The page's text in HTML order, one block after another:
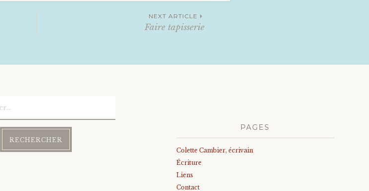
NEXT ARTICLE
Faire tapisserie
PAGES
Colette Cambier, écrivain
Écriture
Liens
Contact